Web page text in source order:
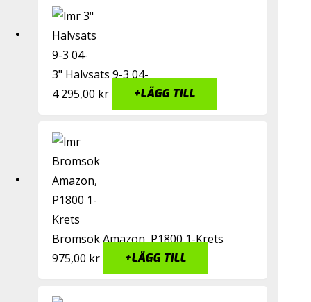
3" Halvsats 9-3 04-
4 295,00 kr +LÄGG TILL
Bromsok Amazon, P1800 1-Krets
975,00 kr +LÄGG TILL